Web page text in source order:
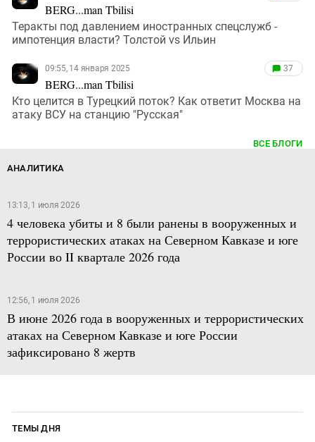
BERG...man Tbilisi
Теракты под давлением иностранных спецслужб -
импотенция власти? Толстой vs Ильин
09:55, 14 января 2025
BERG...man Tbilisi
37
Кто целится в Турецкий поток? Как ответит Москва на
атаку ВСУ на станцию "Русская"
ВСЕ БЛОГИ
АНАЛИТИКА
13:13, 1 июля 2026
4 человека убиты и 8 были ранены в вооруженных и
террористических атаках на Северном Кавказе и юге
России во II квартале 2026 года
12:56, 1 июля 2026
В июне 2026 года в вооруженных и террористических
атаках на Северном Кавказе и юге России
зафиксировано 8 жертв
ТЕМЫ ДНЯ